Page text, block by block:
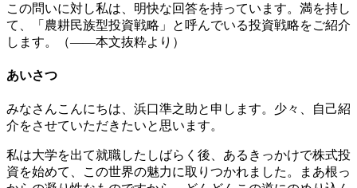
この問いに対し私は、明快な回答を持っています。満を持し
て、「農耕民族型投資戦略」と呼んでいる投資戦略をご紹介
します。（――本文抜粋より）
あいさつ
みなさんこんにちは、浜口準之助と申します。少々、自己紹
介をさせていただきたいと思います。
私は大学を出て就職したしばらく後、あるきっかけで株式投
資を始めて、この世界の魅力に取りつかれました。まあ根っ